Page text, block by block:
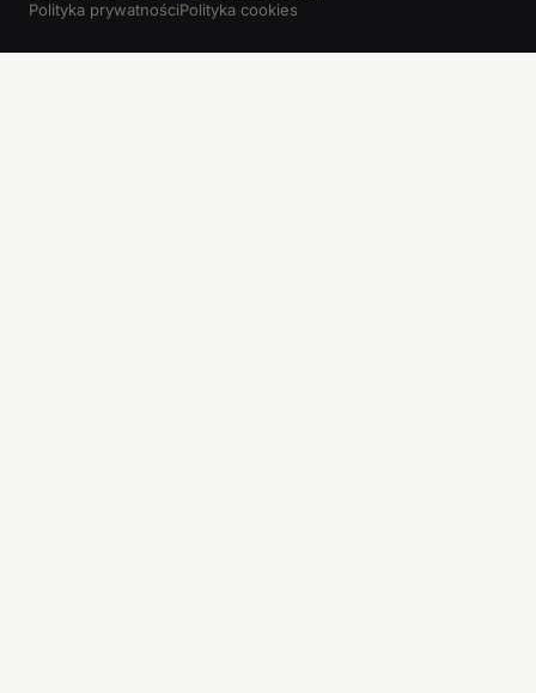
Polityka prywatnościPolityka cookies